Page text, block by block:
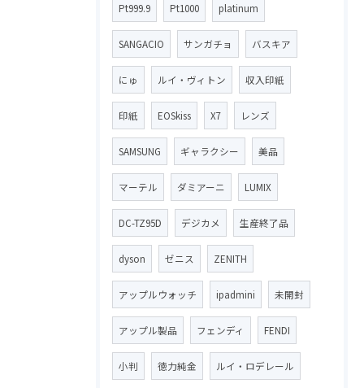
Pt999.9 Pt1000 platinum
SANGACIO サンガチョ バスキア
にゅ ルイ・ヴィトン 収入印紙
印紙 EOSkiss X7 レンズ
SAMSUNG ギャラクシー 美品
マーテル ダミアーニ LUMIX
DC-TZ95D デジカメ 生産終了品
dyson ゼニス ZENITH
アップルウォッチ ipadmini 未開封
アップル製品 フェンディ FENDI
小判 徳力純金 ルイ・ロデレール